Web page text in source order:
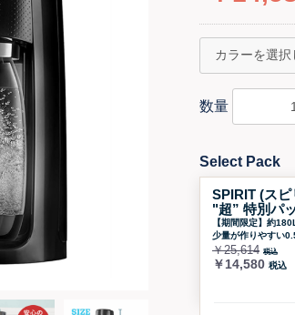
数量
Select Pack
SPIRIT (スピ
"超” 特別パ
【期間限定】約
少量が作りやすい
￥25,614 税込
￥14,580 税込